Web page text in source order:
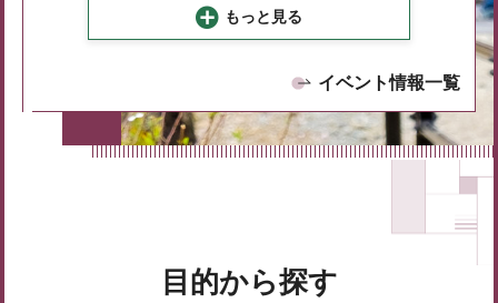
もっと見る
イベント情報一覧
目的から探す